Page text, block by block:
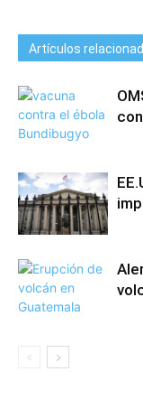
Artículos